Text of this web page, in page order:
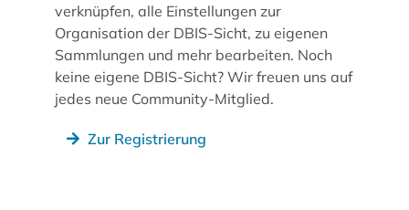
verknüpfen, alle Einstellungen zur
Organisation der DBIS-Sicht, zu eigenen
Sammlungen und mehr bearbeiten. Noch
keine eigene DBIS-Sicht? Wir freuen uns auf
jedes neue Community-Mitglied.
Zur Registrierung